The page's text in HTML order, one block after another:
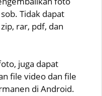
Tidak dapat
rar, pdf, dan
juga dapat
file video dan file
di Android.